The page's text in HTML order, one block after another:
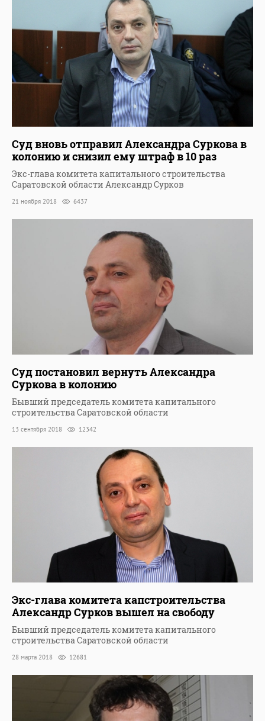
Суд вновь отправил Александра Суркова в
колонию и снизил ему штраф в 10 раз
Экс-глава комитета капитального строительства
Саратовской области Александр Сурков
21 ноября 2018 6437
Суд постановил вернуть Александра
Суркова в колонию
Бывший председатель комитета капитального
строительства Саратовской области
13 сентября 2018 12342
Экс-глава комитета капстроительства
Александр Сурков вышел на свободу
Бывший председатель комитета капитального
строительства Саратовской области
28 марта 2018 12681